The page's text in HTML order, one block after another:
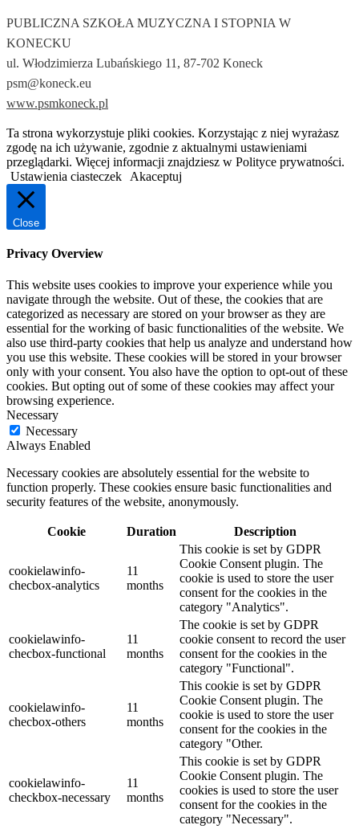
PUBLICZNA SZKOŁA MUZYCZNA I STOPNIA W
KONECKU
ul. Włodzimierza Lubańskiego 11, 87-702 Koneck
psm@koneck.eu
www.psmkoneck.pl
Ta strona wykorzystuje pliki cookies. Korzystając z niej wyrażasz
zgodę na ich używanie, zgodnie z aktualnymi ustawieniami
przeglądarki. Więcej informacji znajdziesz w Polityce prywatności.
Ustawienia ciasteczek
Akaceptuj
Close
Privacy Overview
This website uses cookies to improve your experience while you
navigate through the website. Out of these, the cookies that are
categorized as necessary are stored on your browser as they are
essential for the working of basic functionalities of the website. We
also use third-party cookies that help us analyze and understand how
you use this website. These cookies will be stored in your browser
only with your consent. You also have the option to opt-out of these
cookies. But opting out of some of these cookies may affect your
browsing experience.
Necessary
Necessary
Always Enabled
Necessary cookies are absolutely essential for the website to
function properly. These cookies ensure basic functionalities and
security features of the website, anonymously.
Cookie Duration Description
cookielawinfo-
checbox-analytics
11
months
This cookie is set by GDPR
Cookie Consent plugin. The
cookie is used to store the user
consent for the cookies in the
category "Analytics".
cookielawinfo-
checbox-functional
11
months
The cookie is set by GDPR
cookie consent to record the user
consent for the cookies in the
category "Functional".
cookielawinfo-
checbox-others
11
months
This cookie is set by GDPR
Cookie Consent plugin. The
cookie is used to store the user
consent for the cookies in the
category "Other.
cookielawinfo-
checkbox-necessary
11
months
This cookie is set by GDPR
Cookie Consent plugin. The
cookies is used to store the user
consent for the cookies in the
category "Necessary".